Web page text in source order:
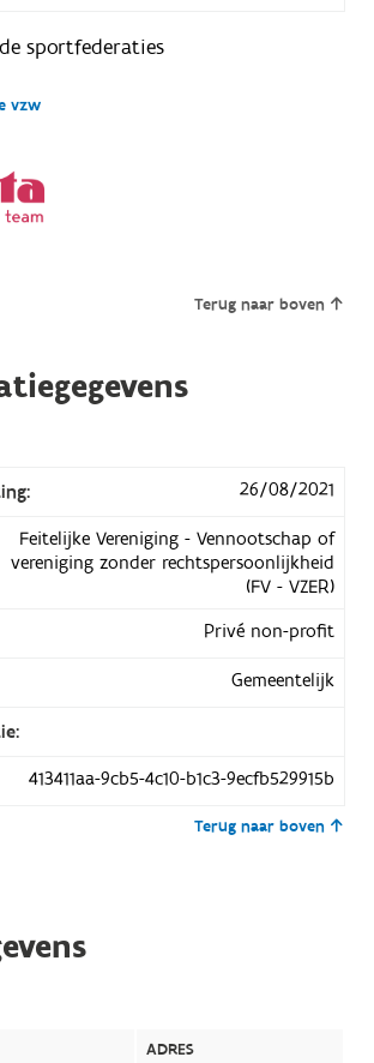
sportfederaties
vzw
Terug naar boven
26/08/2021
Feitelijke Vereniging - Vennootschap of
vereniging zonder rechtspersoonlijkheid
(FV - VZER)
Privé non-profit
Gemeentelijk
413411aa-9cb5-4c10-b1c3-9ecfb529915b
Terug naar boven
ADRES